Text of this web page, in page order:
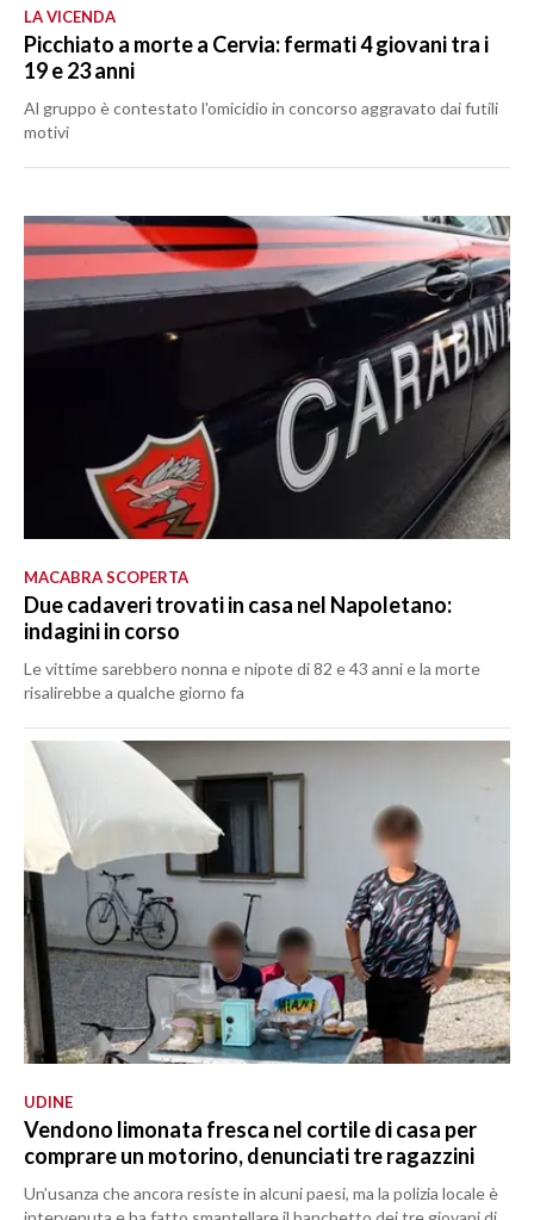
LA VICENDA
Picchiato a morte a Cervia: fermati 4 giovani tra i
19 e 23 anni
Al gruppo è contestato l'omicidio in concorso aggravato dai futili
motivi
MACABRA SCOPERTA
Due cadaveri trovati in casa nel Napoletano:
indagini in corso
Le vittime sarebbero nonna e nipote di 82 e 43 anni e la morte
risalirebbe a qualche giorno fa
UDINE
Vendono limonata fresca nel cortile di casa per
comprare un motorino, denunciati tre ragazzini
Un’usanza che ancora resiste in alcuni paesi, ma la polizia locale è